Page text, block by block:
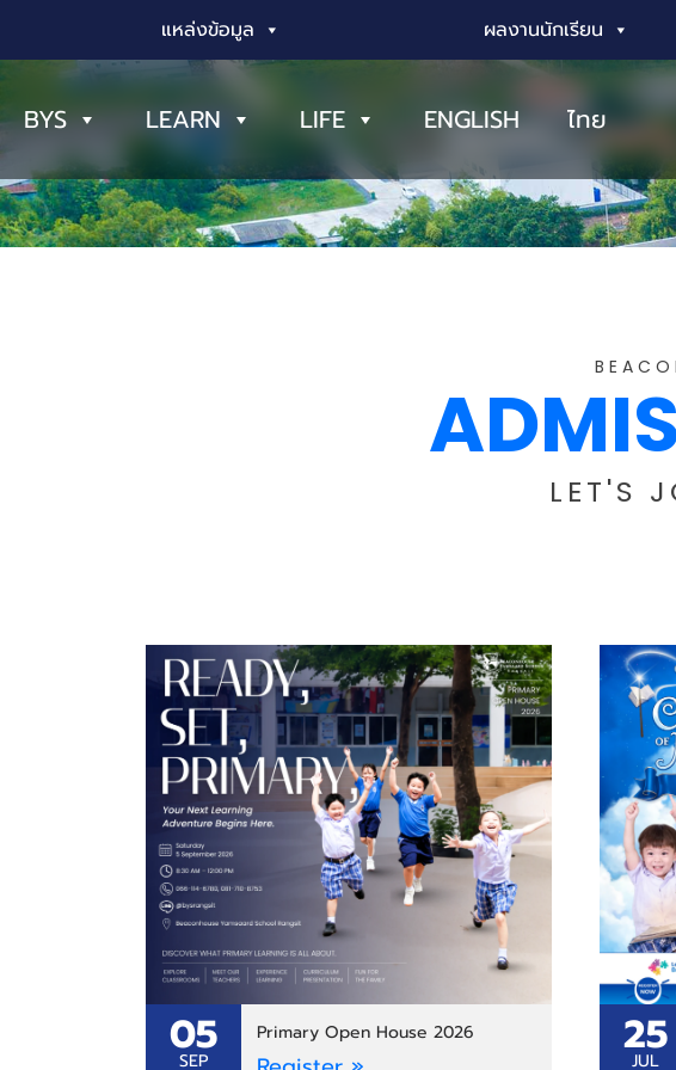
แหล่งข้อมูล ผลงานนักเรียน
BYS LEARN LIFE ENGLISH ไทย
LET'S
05
SEP
Primary Open House 2026 25
JUL